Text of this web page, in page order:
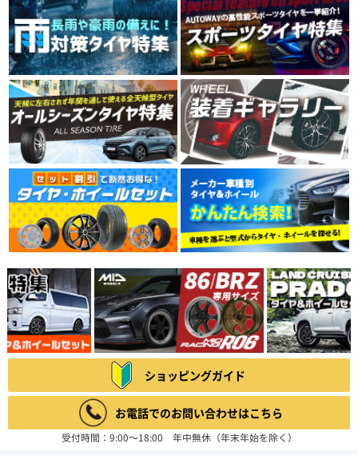
ショッピングガイド
お電話でのお問い合わせはこちら
受付時間：9:00～18:00 年中無休（年末年始を除く）